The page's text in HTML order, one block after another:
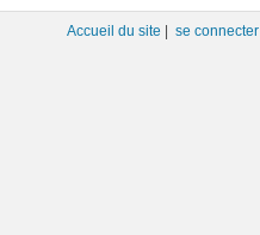
Accueil du site se connecter